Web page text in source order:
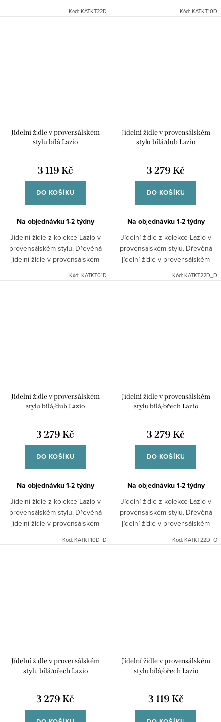
díky bukovému dřevu velkou
Kód: KATKT22D
díky bukovému dřevu velkou
Kód: KATKT10D
Jídelní židle v provensálském
stylu bílá Lazio
3 119 Kč
DO KOŠÍKU
Na objednávku 1-2 týdny
Jídelní židle z kolekce Lazio v
provensálském stylu. Dřevěná
jídelní židle v provensálském
díky bukovému dřevu velkou
Kód: KATKT01D
Jídelní židle v provensálském
stylu bílá/dub Lazio
3 279 Kč
DO KOŠÍKU
Na objednávku 1-2 týdny
Jídelní židle z kolekce Lazio v
provensálském stylu. Dřevěná
jídelní židle v provensálském
sedákem se vyznačuje díky
Kód: KATKT22D_D
Jídelní židle v provensálském
stylu bílá/dub Lazio
3 279 Kč
DO KOŠÍKU
Na objednávku 1-2 týdny
Jídelní židle z kolekce Lazio v
provensálském stylu. Dřevěná
jídelní židle v provensálském
Kód: KATKT10D_D
Jídelní židle v provensálském
stylu bílá/ořech Lazio
3 279 Kč
DO KOŠÍKU
Na objednávku 1-2 týdny
Jídelní židle z kolekce Lazio v
provensálském stylu. Dřevěná
jídelní židle v provensálském
barvě ořechu se vyznačuje díky
Kód: KATKT22D_O
Jídelní židle v provensálském
stylu bílá/ořech Lazio
3 279 Kč
Jídelní židle v provensálském
stylu bílá/ořech Lazio
3 119 Kč